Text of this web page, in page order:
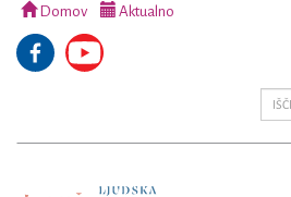
Domov Aktualno